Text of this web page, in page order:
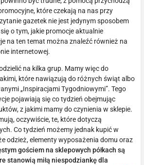
które czekają na nas przy
gazetek nie jest jedynym sposobem
o tym, jakie promocje aktualnie
na ten temat można znaleźć również na
internetowej.
na kilka grup. Mamy więc do
które nawiązują do różnych świąt albo
„Inspiracjami Tygodniowymi”. Tego
pojawiają się co tydzień obejmując
z jakimi mamy do czynienia w sklepie.
oczywiście, te, które dotyczą
Co tydzień możemy jednak kupić w
odzież, elementy wyposażenia domu oraz
gościem na sklepowych półkach są
stanowią miłą niespodziankę dla